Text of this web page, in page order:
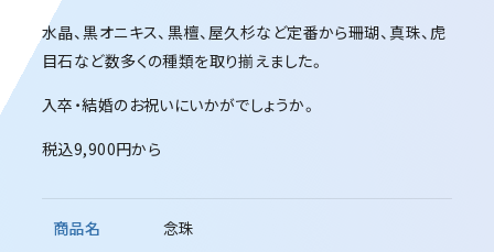
水晶、黒オニキス、黒檀、屋久杉など定番から珊瑚、真珠、虎
目石など数多くの種類を取り揃えました。
入卒・結婚のお祝いにいかがでしょうか。
税込9,900円から
商品名 念珠